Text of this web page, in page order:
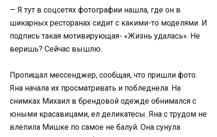
— Я тут в соцсетях фотографии нашла, где он в
шикарных ресторанах сидит с какими-то моделями. И
подпись такая мотивирующая- «Жизнь удалась». Не
веришь? Сейчас вышлю.
Пропищал мессенджер, сообщая, что пришли фото.
Яна начала их просматривать и побледнела. На
снимках Михаил в брендовой одежде обнимался с
юными красавицами, ел деликатесы. Яна с трудом не
влепила Мишке по самое не балуй. Она сунула